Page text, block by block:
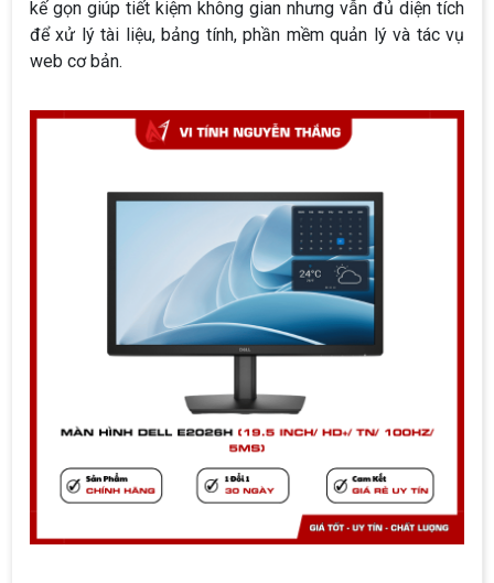
kế gọn giúp tiết kiệm không gian nhưng vẫn đủ diện tích
để xử lý tài liệu, bảng tính, phần mềm quản lý và tác vụ
web cơ bản.